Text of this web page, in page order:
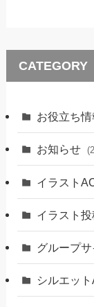
CATEGORY
お役立ち情
お知らせ
イラスト
イラスト
グループサ
シルエッ